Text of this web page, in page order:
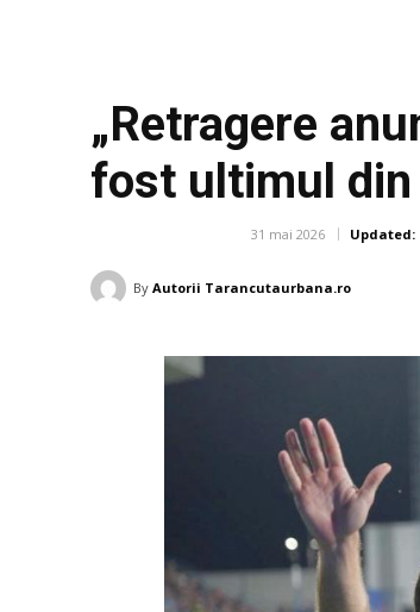
„Retragere
fost ultimul din
31 mai 2026 Updated:
By Autorii Tarancutaurbana.ro